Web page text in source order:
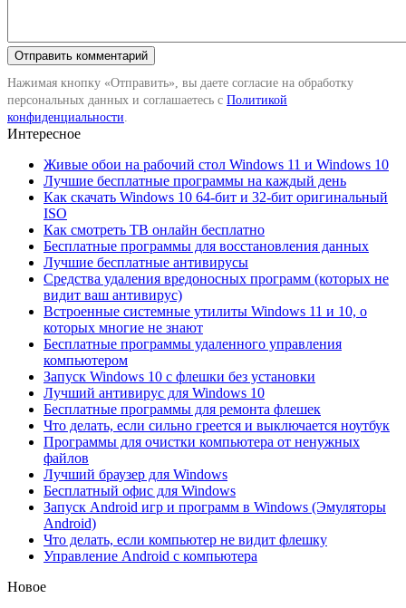
Нажимая кнопку «Отправить», вы даете согласие на обработку
персональных данных и соглашаетесь с Политикой
конфиденциальности
Интересное
Живые обои на рабочий стол Windows 11 и Windows 10
Лучшие бесплатные программы на каждый день
Как скачать Windows 10 64-бит и 32-бит оригинальный
ISO
Как смотреть ТВ онлайн бесплатно
Бесплатные программы для восстановления данных
Лучшие бесплатные антивирусы
Средства удаления вредоносных программ (которых не
видит ваш антивирус)
Встроенные системные утилиты Windows 11 и 10, о
которых многие не знают
Бесплатные программы удаленного управления
компьютером
Запуск Windows 10 с флешки без установки
Лучший антивирус для Windows 10
Бесплатные программы для ремонта флешек
Что делать, если сильно греется и выключается ноутбук
Программы для очистки компьютера от ненужных
файлов
Лучший браузер для Windows
Бесплатный офис для Windows
Запуск Android игр и программ в Windows (Эмуляторы
Android)
Что делать, если компьютер не видит флешку
Управление Android с компьютера
Новое